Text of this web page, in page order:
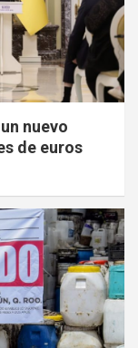
nuevo
de euros